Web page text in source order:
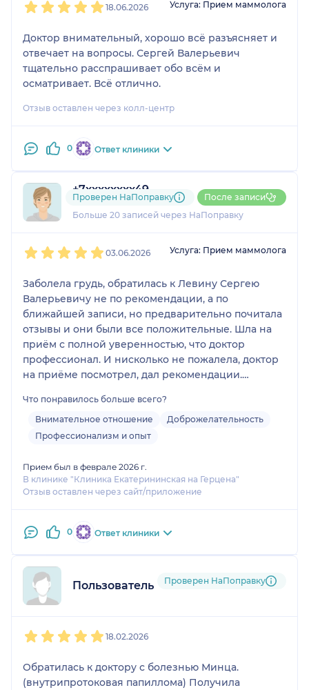
18.06.2026 Услуга: Прием маммолога
Доктор внимательный, хорошо всё разъясняет и
отвечает на вопросы. Сергей Валерьевич
тщательно расспрашивает обо всём и
осматривает. Всё отлично.
Отзыв оставлен через колл-центр
0 Ответ клиники
+7xxxxxxxx49
8 отзывов и1 оценка
Больше 20 записей через НаПоправку
Проверен НаПоправку После записи
03.06.2026 Услуга: Прием маммолога
Заболела грудь, обратилась к Левину Сергею
Валерьевичу не по рекомендации, а по
ближайшей записи, но предварительно почитала
отзывы и они были все положительные. Шла на
приём с полной уверенностью, что доктор
профессионал. И нисколько не пожалела, доктор
на приёме посмотрел, дал рекомендации.
рекомендовать данного маммолога своим
знакомым.
Что понравилось больше всего?
Внимательное отношение
Доброжелательность
Профессионализм и опыт
Прием был в феврале 2026 г.
В клинике "Клиника Екатерининская на Герцена"
Отзыв оставлен через сайт/приложение
0 Ответ клиники
Пользователь НаПоправку
Проверен НаПоправку
18.02.2026
Обратилась к доктору с болезнью Минца.
(внутрипротоковая папиллома) Получила